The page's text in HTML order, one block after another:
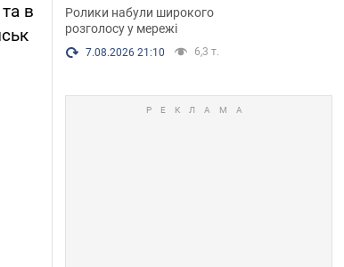
в
покарали. Відео
Ролики набули широкого
розголосу у мережі
7.08.2026 21:10 6,3 т.